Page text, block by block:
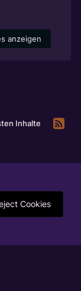
anzeigen
Inhalte
Cookies